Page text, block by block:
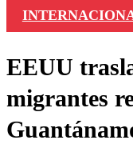
EEUU
migrantes